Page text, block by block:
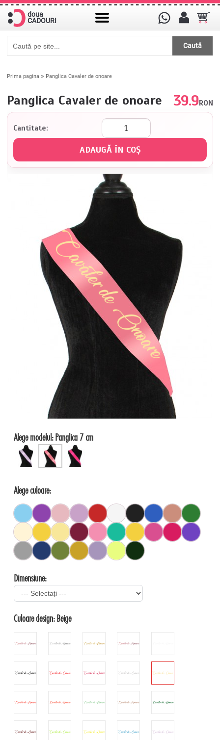
doua
CADOURI
Caută
Prima pagina » Panglica Cavaler de onoare
Panglica Cavaler de onoare 39.9RON
Cantitate:
Alege modelul:Panglica 7 cm
Alege culoare:
Dimensiune:
Culoare design:Beige